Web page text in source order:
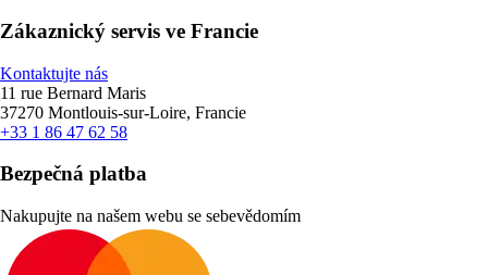
Zákaznický servis ve Francie
Kontaktujte nás
11 rue Bernard Maris
37270 Montlouis-sur-Loire, Francie
+33 1 86 47 62 58
Bezpečná platba
Nakupujte na našem webu se sebevědomím